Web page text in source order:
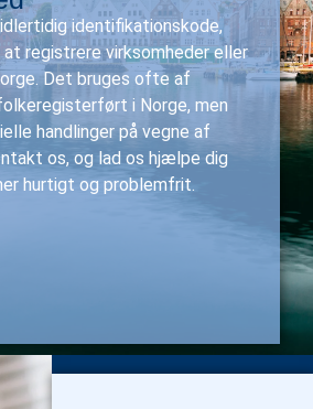
identifikationskode,
registrere virksomheder eller
Det bruges ofte af
i Norge, men
handlinger på vegne af
os, og lad os hjælpe dig
hurtigt og problemfrit.